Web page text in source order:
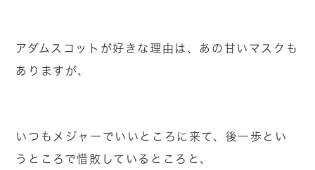
アダムスコットが好きな理由は、あの甘いマスクも
ありますが、
いつもメジャーでいいところに来て、後一歩とい
うところで惜敗しているところと、